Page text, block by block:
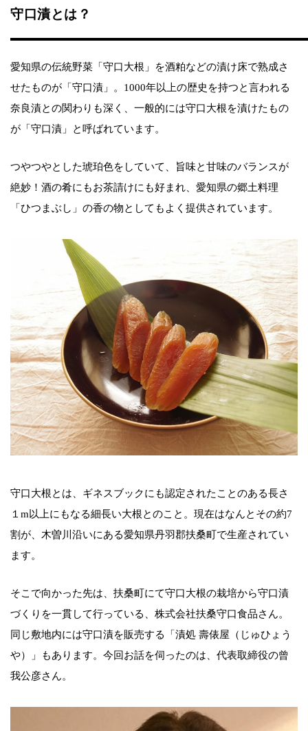
守口漬とは？
愛知県の伝統野菜「守口大根」を酒粕などの漬け床で熟成さ
せたものが「守口漬」。1000年以上の歴史を持つと言われる
奈良漬との関わりも深く、一般的には守口大根を漬けたもの
が「守口漬」と呼ばれています。
つやつやとした琥珀色をしていて、旨味と甘味のバランスが
絶妙！酒の肴にもお茶請けにも好まれ、愛知県の郷土料理
「ひつまぶし」の香の物としてもよく提供されています。
守口大根とは、ギネスブックにも認定されたことのある長さ
１m以上にもなる細長い大根とのこと。現在はなんとその約7
割が、木曽川沿いにある愛知県丹羽郡扶桑町で生産されてい
ます。
そこで向かった先は、扶桑町にて守口大根の栽培から守口漬
づくりを一貫して行っている、株式会社扶桑守口食品さん。
同じ敷地内には守口漬を販売する「漬処 壽俵屋（じゅひょう
や）」もあります。今回お話を伺ったのは、代表取締役の曾
我公彦さん。